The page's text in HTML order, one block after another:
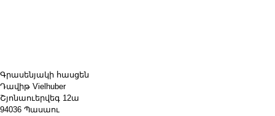
Գրասենյակի հասցեն
Դավիթ Vielhuber
Շյոնաուերվեգ 12ա
94036 Պասաու